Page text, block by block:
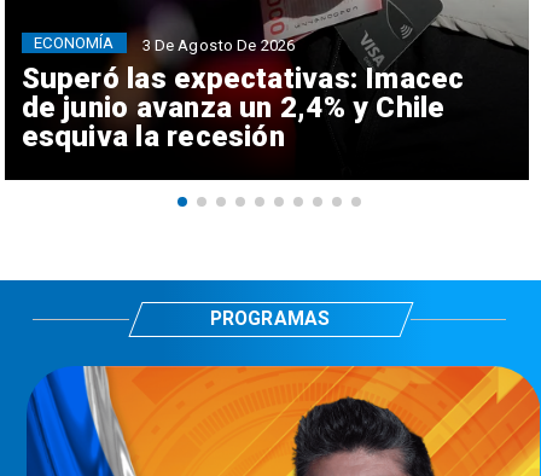
Superó las expectativas: Imacec
de junio avanza un 2,4% y Chile
esquiva la recesión
ECONOMÍA 3 De Agosto De 2026
PROGRAMAS